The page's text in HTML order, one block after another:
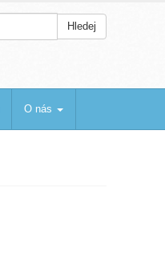
Hledej
O nás